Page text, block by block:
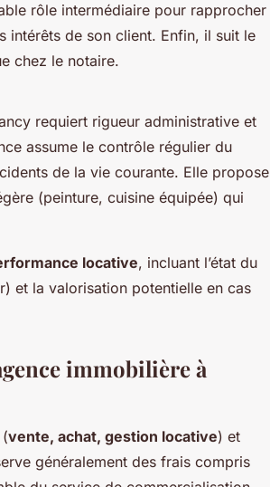
rôle intermédiaire pour rapprocher
intérêts de son client. Enfin, il suit le
chez le notaire.
requiert rigueur administrative et
assume le contrôle régulier du
de la vie courante. Elle propose
(peinture, cuisine équipée) qui
locative, incluant l’état du
et la valorisation potentielle en cas
immobilière à
vente, achat, gestion locative) et
généralement des frais compris